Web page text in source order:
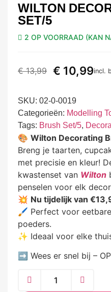
WILTON
SET/5
2 OP VOORRAAD (KAN
€13,99 € 10,99incl.
SKU: 02-0-0019
Categorieën: Modelling
Tags: Brush Set/5,
🎨 Wilton Decorating
Breng je taarten,
met precisie en kleur!
kwastenset van Wilton
penselen voor elk
💥 Nu tijdelijk van
🖌️ Perfect voor
poeders.
✨ Ideaal voor elke
➡️ Wees er snel bij –